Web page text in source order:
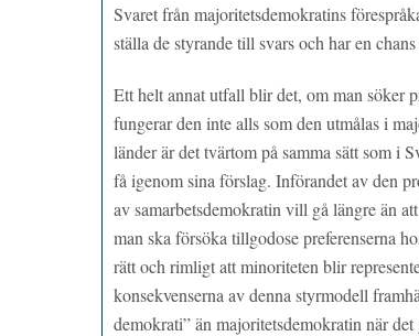
Svaret från majoritetsdemokratins
ställa de styrande till svars och har en
Ett helt annat utfall blir det, om man söker
fungerar den inte alls som den utmålas i
länder är det tvärtom på samma sätt som i
få igenom sina förslag. Införandet av den
av samarbetsdemokratin vill gå längre än
man ska försöka tillgodose preferenserna
rätt och rimligt att minoriteten blir
konsekvenserna av denna styrmodell
demokrati” än majoritetsdemokratin när